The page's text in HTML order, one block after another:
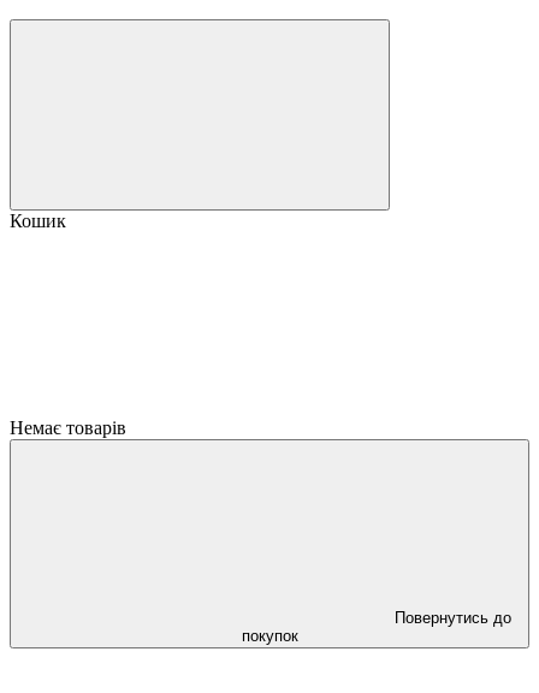
Кошик
Немає товарів
Повернутись до
покупок